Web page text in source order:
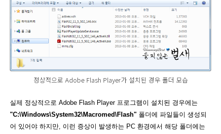
정상적으로 Adobe Flash Player가 설치된 경우 폴더 모습
실제 정상적으로 Adobe Flash Player 프로그램이 설치된 경우에는
"C:\Windows\System32\Macromed\Flash" 폴더에 파일들이 생성되
어 있어야 하지만, 이런 증상이 발생하는 PC 환경에서 해당 폴더에는